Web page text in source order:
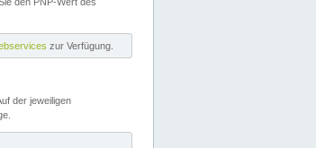
zur Verfügung.
der jeweiligen